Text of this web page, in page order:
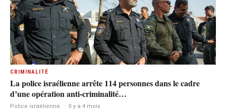
CRIMINALITÉ
La police israélienne arrête 114 personnes dans le cadre
d’une opération anti-criminalité…
Police israélienne · Il y a 4 mois